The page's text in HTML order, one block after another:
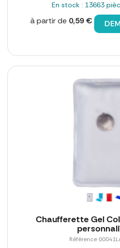
En stock : 13663
à partir de 0,59 €
Chaufferette Gel
Référence